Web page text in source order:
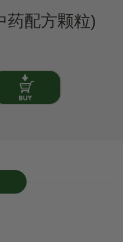
药配方颗粒)